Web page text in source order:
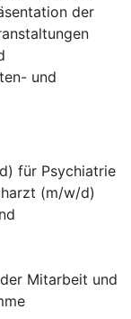
der
und
für Psychiatrie
(m/w/d)
Mitarbeit und